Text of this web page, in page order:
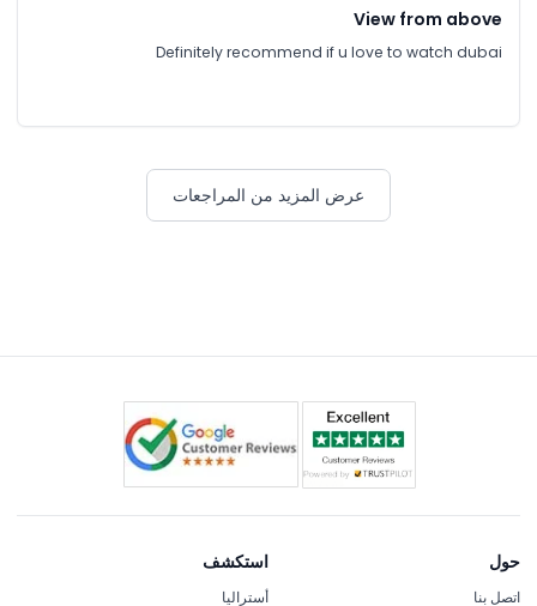
View from above
Definitely recommend if u love to watch dubai
عرض المزيد من المراجعات
حول
اتصل بنا
استكشف
أستراليا